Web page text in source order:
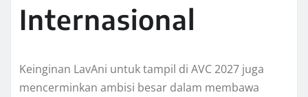
Internasional
Keinginan LavAni untuk tampil di AVC 2027 juga
mencerminkan ambisi besar dalam membawa